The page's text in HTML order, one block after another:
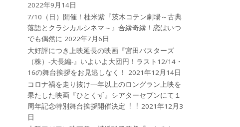
2022年9月14日
7/10（日）開催！桂米紫『茨木コテン劇場～古典
落語とクラシカルシネマ～』合縁奇縁！恋はいつ
でも偶然に 2022年7月6日
大好評につき上映延長の映画『宮田バスターズ
（株）-大長編-』いよいよ大団円！ラスト12/14・
16の舞台挨拶をお見逃しなく！
2021年12月14日
コロナ禍を⾛り抜け⼀年以上のロングラン上映を
果たした映画『ひとくず』シアターセブンにて１
周年記念特別舞台挨拶開催決定︕︕ 2021年12月3
日